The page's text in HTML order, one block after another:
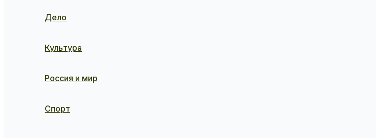
Дело
Культура
Россия и мир
Спорт